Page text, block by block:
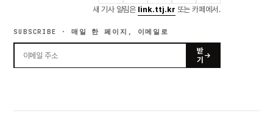
새 기사 알림은 link.ttj.kr 또는 카페에서.
SUBSCRIBE · 매일 한 페이지, 이메일로
받
기